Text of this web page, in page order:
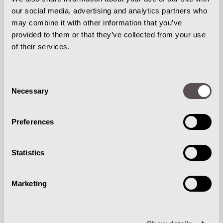
our social media, advertising and analytics partners who
may combine it with other information that you’ve
provided to them or that they’ve collected from your use
of their services.
Selection
Necessary
Preferences
Statistics
Marketing
verlengen.
Reparaties van reinigingmachines worden met
zorg uitgevoerd door onze monteurs met